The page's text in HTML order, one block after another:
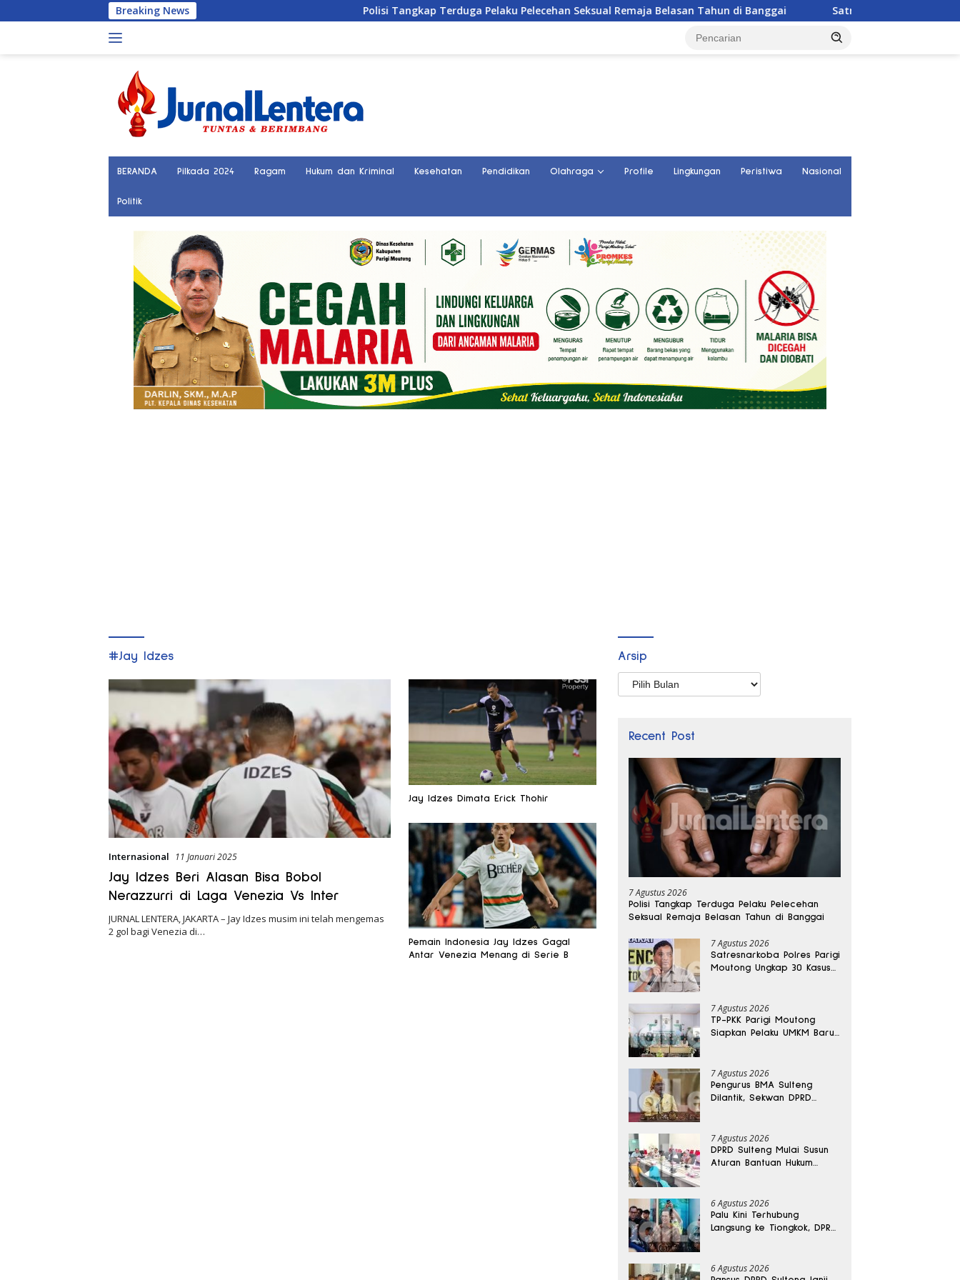
ke
Breaking News Polisi Tangkap Terduga Pelaku Pelecehan Seksual Remaja Belasan Tahun di Banggai Satresnarkoba Polres Parigi Moutong
BERANDA Pilkada 2024 Ragam Hukum dan Kriminal Kesehatan Pendidikan Olahraga Profile Lingkungan Peristiwa Nasional
Politik
#Jay Idzes
Internasional 11 Januari 2025
Jay Idzes Beri Alasan Bisa Bobol
Nerazzurri di Laga Venezia Vs Inter
JURNAL LENTERA, JAKARTA – Jay Idzes musim ini telah mengemas
2 gol bagi Venezia di…
Jay Idzes Dimata Erick Thohir
Pemain Indonesia Jay Idzes Gagal
Antar Venezia Menang di Serie B
Arsip
Arsip
Recent Post
7 Agustus 2026
Polisi Tangkap Terduga Pelaku Pelecehan
Seksual Remaja Belasan Tahun di Banggai
7 Agustus 2026
Satresnarkoba Polres Parigi
Moutong Ungkap 30 Kasus
7 Agustus 2026
TP-PKK Parigi Moutong
Siapkan Pelaku UMKM Baru
7 Agustus 2026
Pengurus BMA Sulteng
Dilantik, Sekwan DPRD
7 Agustus 2026
DPRD Sulteng Mulai Susun
Aturan Bantuan Hukum
6 Agustus 2026
Palu Kini Terhubung
Langsung ke Tiongkok, DPRD
6 Agustus 2026